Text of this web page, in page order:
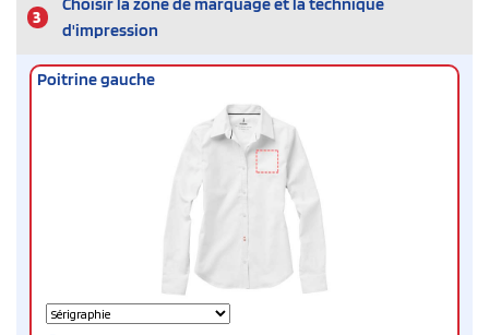
3
d'impression
Poitrine gauche